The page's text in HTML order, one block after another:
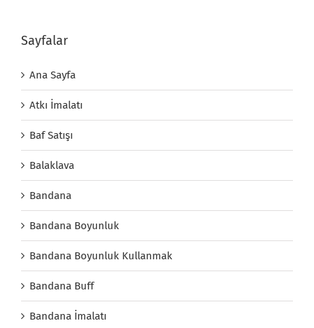
Sayfalar
Ana Sayfa
Atkı İmalatı
Baf Satışı
Balaklava
Bandana
Bandana Boyunluk
Bandana Boyunluk Kullanmak
Bandana Buff
Bandana İmalatı